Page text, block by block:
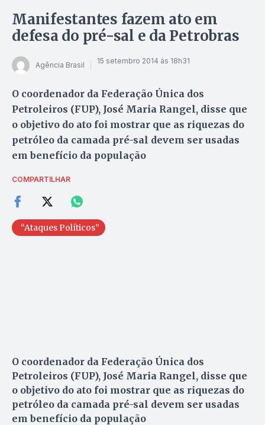
Manifestantes fazem ato em
defesa do pré-sal e da Petrobras
Agência Brasil 15 setembro 2014 às 18h31
O coordenador da Federação Única dos
Petroleiros (FUP), José Maria Rangel, disse que
o objetivo do ato foi mostrar que as riquezas do
petróleo da camada pré-sal devem ser usadas
em benefício da população
COMPARTILHAR
“Ataques Políticos”
O coordenador da Federação Única dos
Petroleiros (FUP), José Maria Rangel, disse que
o objetivo do ato foi mostrar que as riquezas do
petróleo da camada pré-sal devem ser usadas
em benefício da população